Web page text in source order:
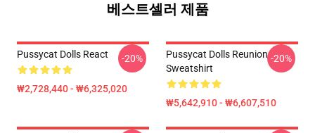
베스트셀러 제품
Pussycat Dolls React
₩2,728,440 - ₩6,325,020
-20%
Pussycat Dolls Reunion
Sweatshirt
₩5,642,910 - ₩6,607,510
-20%